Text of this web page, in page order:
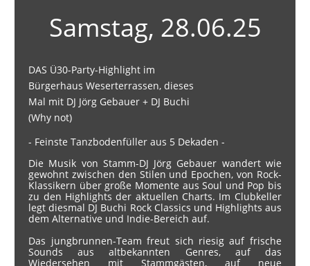
Samstag, 28.06.25
DAS Ü30-Party-Highlight im
Bürgerhaus Weserterrassen, dieses
Mal mit DJ Jörg Gebauer + DJ Buchi
(Why not)
- Feinste Tanzbodenfüller aus 5 Dekaden -
Die Musik von Stamm-DJ Jörg Gebauer wandert wie
gewohnt zwischen den Stilen und Epochen, von Rock-
Klassikern über große Momente aus Soul und Pop bis
zu den Highlights der aktuellen Charts. Im Clubkeller
legt diesmal DJ Buchi Rock Classics und Highlights aus
dem Alternative und Indie-Bereich auf.
Das jungbrunnen-Team freut sich riesig auf frische
Sounds aus altbekannten Genres, auf das
Wiedersehen mit Stammgästen, auf neue